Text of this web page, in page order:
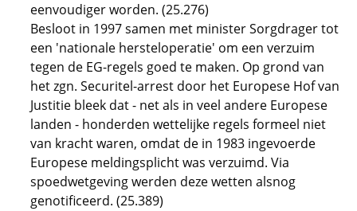
eenvoudiger worden. (25.276)
Besloot in 1997 samen met minister Sorgdrager tot
een 'nationale hersteloperatie' om een verzuim
tegen de EG-regels goed te maken. Op grond van
het zgn. Securitel-arrest door het Europese Hof van
Justitie bleek dat - net als in veel andere Europese
landen - honderden wettelijke regels formeel niet
van kracht waren, omdat de in 1983 ingevoerde
Europese meldingsplicht was verzuimd. Via
spoedwetgeving werden deze wetten alsnog
genotificeerd. (25.389)